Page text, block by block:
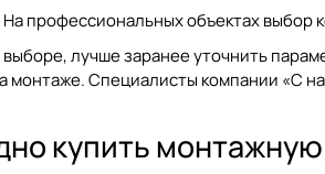
На профессиональных объектах выбор
лучше заранее уточнить
монтаже. Специалисты компании «С
купить